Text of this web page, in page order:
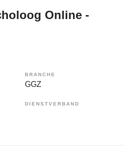
Online -
BRANCHE
GGZ
DIENSTVERBAND